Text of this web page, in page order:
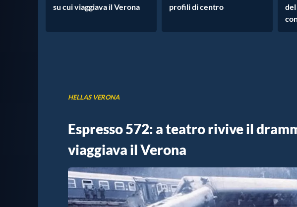
su cui viaggiava il Verona
profili di centro
HELLAS VERONA
Espresso 572: a teatro rivive il
viaggiava il Verona